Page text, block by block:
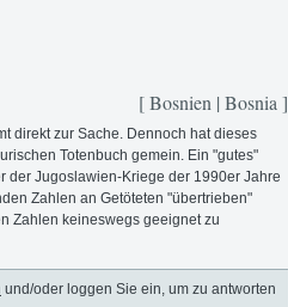
[ Bosnien | Bosnia ]
direkt zur Sache. Dennoch hat dieses
Totenbuch gemein. Ein "gutes"
der Jugoslawien-Kriege der 1990er Jahre
Zahlen an Getöteten "übertrieben"
Zahlen keineswegs geeignet zu
und/oder loggen Sie ein, um zu antworten